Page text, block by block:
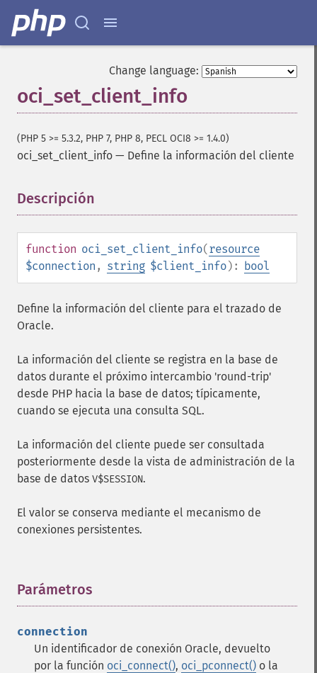
Change language:
oci_set_client_info
(PHP 5 >= 5.3.2, PHP 7, PHP 8, PECL OCI8 >= 1.4.0)
oci_set_client_info — Define la información del cliente
Descripción
function oci_set_client_info(resource
$connection , string $client_info): bool
Define la información del cliente para el trazado de
Oracle.
La información del cliente se registra en la base de
datos durante el próximo intercambio 'round-trip'
desde PHP hacia la base de datos; típicamente,
cuando se ejecuta una consulta SQL.
La información del cliente puede ser consultada
posteriormente desde la vista de administración de la
base de datos V$SESSION.
El valor se conserva mediante el mecanismo de
conexiones persistentes.
Parámetros
connection
Un identificador de conexión Oracle, devuelto
por la función oci_connect(), oci_pconnect() o la